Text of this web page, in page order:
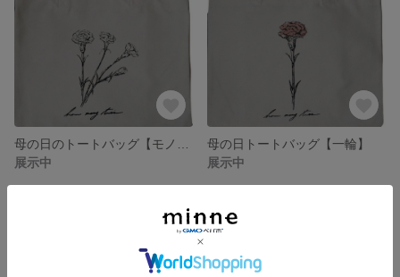
展示中
母の日トートバッグ【一輪】
展示中